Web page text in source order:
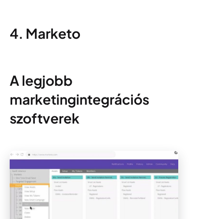
4. Marketo
A legjobb
marketingintegrációs
szoftverek